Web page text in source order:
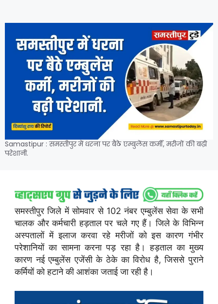
Samastipur : समस्तीपुर में धरना पर बैठे एम्बुलेंस कर्मी, मरीजों की बढ़ी
परेशानी.
समस्तीपुर जिले में सोमवार से 102 नंबर एम्बुलेंस सेवा के सभी
चालक और कर्मचारी हड़ताल पर चले गए हैं। जिले के विभिन्न
अस्पतालों में इलाज करवा रहे मरीजों को इस कारण गंभीर
परेशानियों का सामना करना पड़ रहा है। हड़ताल का मुख्य
कारण नई एम्बुलेंस एजेंसी के ठेके का विरोध है, जिससे पुराने
कर्मियों को हटाने की आशंका जताई जा रही है।